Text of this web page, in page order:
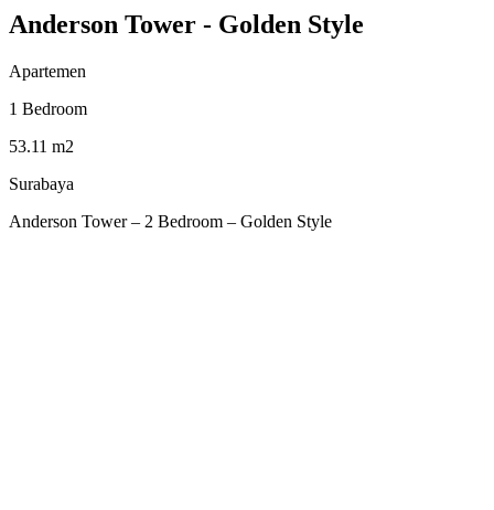
Anderson Tower - Golden Style
Apartemen
1 Bedroom
53.11 m2
Surabaya
Anderson Tower – 2 Bedroom – Golden Style